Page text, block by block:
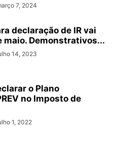
7, 2024
declaração de IR vai
maio. Demonstrativos...
14, 2023
o Plano
no Imposto de
1, 2022